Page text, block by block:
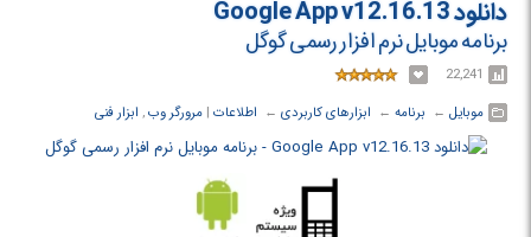
دانلود Google App v12.16.13
برنامه موبایل نرم افزار رسمی گوگل
22,241
موبایل ← ‏ برنامه ← ‏ ابزارهای کاربردی ← ‏ اطلاعات ‏| مرورگر وب, ابزار فنی